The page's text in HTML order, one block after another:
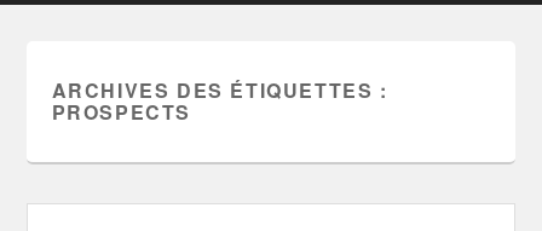
ARCHIVES DES ÉTIQUETTES :
PROSPECTS